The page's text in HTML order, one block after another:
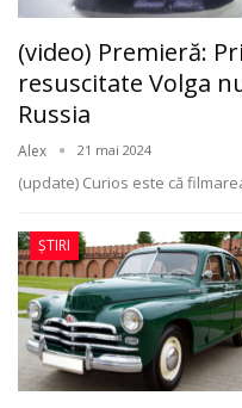
(video) Premieră:
resuscitate Volga
Russia
Alex 21 mai 2024
(update) Curios este că
ȘTIRI